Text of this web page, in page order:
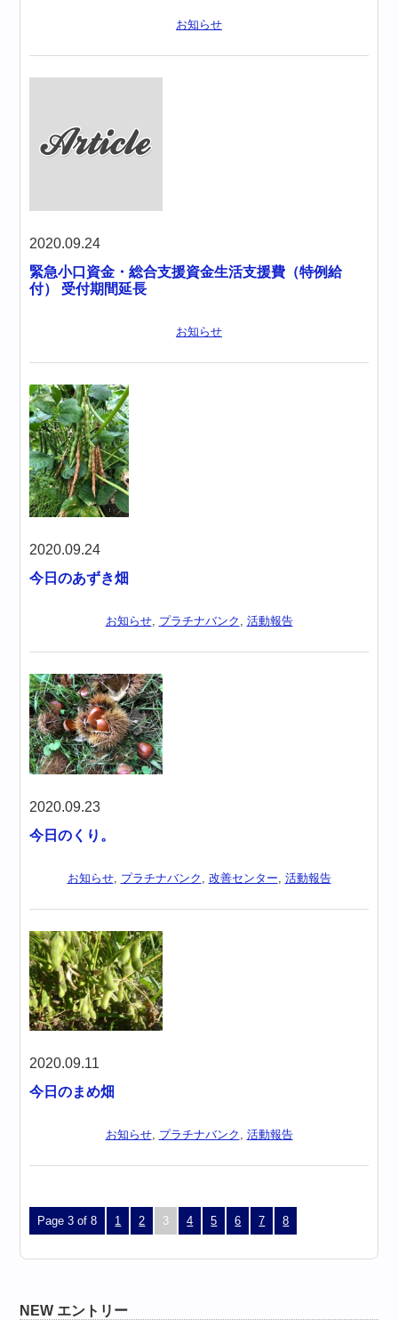
お知らせ
2020.09.24
緊急小口資金・総合支援資金生活支援費（特例給
付） 受付期間延長
お知らせ
2020.09.24
今日のあずき畑
お知らせ, プラチナバンク , 活動報告
2020.09.23
今日のくり。
お知らせ, プラチナバンク 改善センター 活動報告
2020.09.11
今日のまめ畑
お知らせ, プラチナバンク , 活動報告
Page 3 of 8 1 2 3 4 5 6 7 8
NEW エントリー